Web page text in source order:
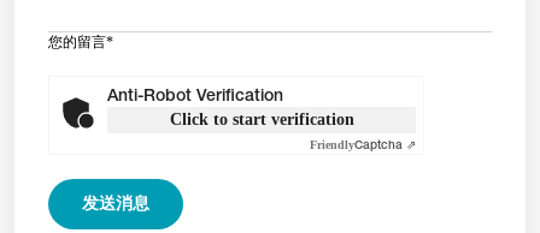
您的留言*
Anti-Robot Verification
Click to start verification
FriendlyCaptcha ⇗